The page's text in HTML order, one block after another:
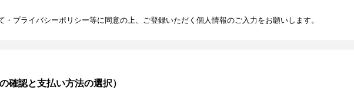
プライバシーポリシー等に同意の上、ご登録いただく個人情報のご入力をお願いします。
確認と支払い方法の選択）